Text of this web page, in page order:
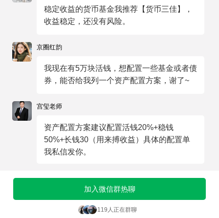
稳定收益的货币基金我推荐【货币三佳】，
收益稳定，还没有风险。
京圈红韵
我现在有5万块活钱，想配置一些基金或者债
券，能否给我列一个资产配置方案，谢了~
宫玺老师
资产配置方案建议配置活钱20%+稳钱
50%+长钱30（用来搏收益）具体的配置单
我私信发你。
加入微信群热聊
119人正在群聊